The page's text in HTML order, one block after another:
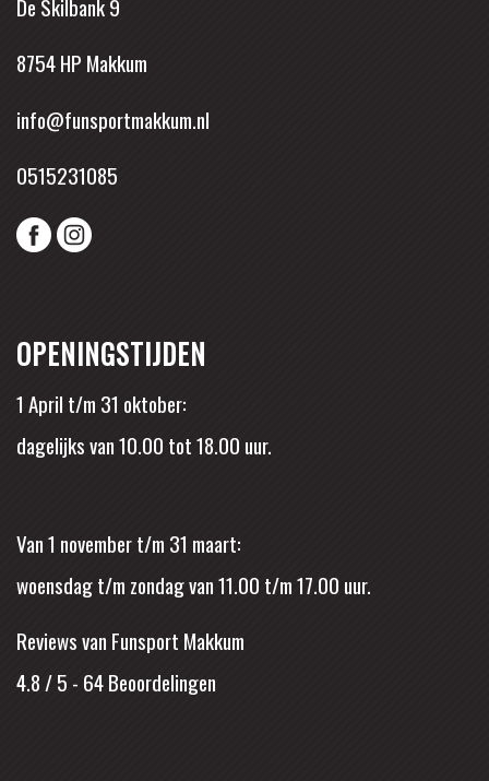
De Skilbank 9
8754 HP Makkum
info@funsportmakkum.nl
0515231085
OPENINGSTIJDEN
1 April t/m 31 oktober:
dagelijks van 10.00 tot 18.00 uur.
Van 1 november t/m 31 maart:
woensdag t/m zondag van 11.00 t/m 17.00 uur.
Reviews van Funsport Makkum
4.8 / 5 - 64Beoordelingen